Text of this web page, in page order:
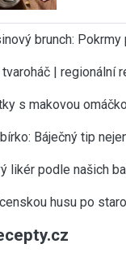
brunch: Pokrmy
| regionální
s makovou
Báječný tip
likér podle našich
husu po